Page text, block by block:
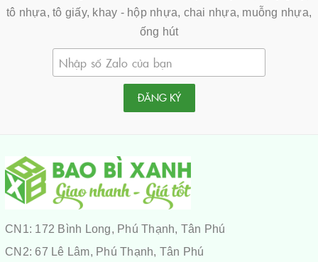
tô nhựa, tô giấy, khay - hộp nhựa, chai nhựa, muỗng nhựa,
ống hút
ĐĂNG KÝ
CN1: 172 Bình Long, Phú Thạnh, Tân Phú
CN2: 67 Lê Lâm, Phú Thạnh, Tân Phú